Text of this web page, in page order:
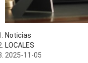
Noticias
LOCALES
2025-11-05